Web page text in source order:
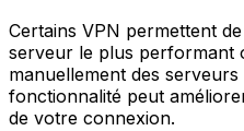
Certains VPN permettent de
serveur le plus performant
manuellement des
fonctionnalité peut
de votre connexion.